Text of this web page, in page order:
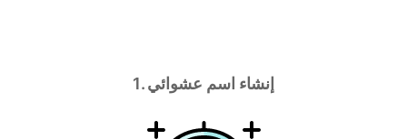
1. إنشاء اسم عشوائي